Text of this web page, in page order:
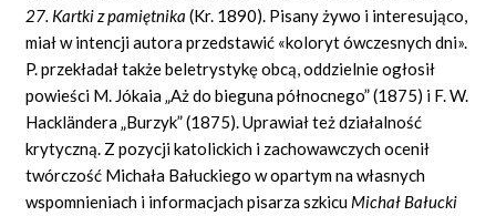
27. Kartki z pamiętnika(Kr. 1890). Pisany żywo i interesująco,
miał w intencji autora przedstawić «koloryt ówczesnych dni».
P. przekładał także beletrystykę obcą, oddzielnie ogłosił
powieści M. Jókaia „Aż do bieguna północnego” (1875) i F. W.
Hackländera „Burzyk” (1875). Uprawiał też działalność
krytyczną. Z pozycji katolickich i zachowawczych ocenił
twórczość Michała Bałuckiego w opartym na własnych
wspomnieniach i informacjach pisarza szkicu Michał Bałucki